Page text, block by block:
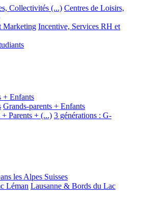
Collectivités (...) Centres de Loisirs,
Marketing Incentive, Services RH et
+ Enfants
Grands-parents + Enfants
+ Parents + (...) 3 générations : G-
les Alpes Suisses
Léman Lausanne & Bords du Lac